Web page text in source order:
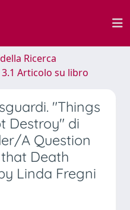
Ricerca
3.1 Articolo su libro
"Things
Destroy" di
A Question
Death
Linda Fregni